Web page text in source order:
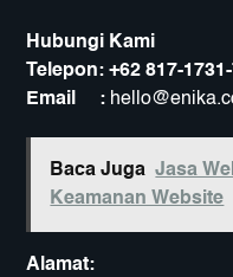
Hubungi Kami
Telepon:+62 817-
Email :
Baca Juga Jasa
Keamanan Website
Alamat: